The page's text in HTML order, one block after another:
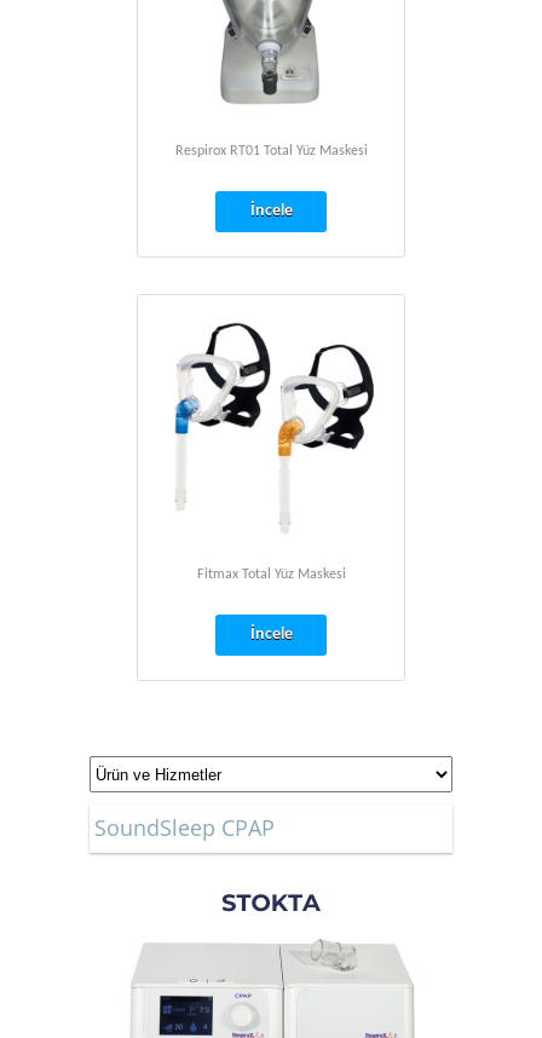
Respirox RT01 Total Yüz Maskesi
İncele
Fitmax Total Yüz Maskesi
İncele
SoundSleep CPAP